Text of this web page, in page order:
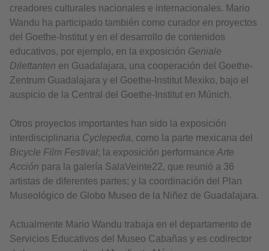
creadores culturales nacionales e internacionales. Mario
Wandu ha participado también como curador en proyectos
del Goethe-Institut y en el desarrollo de contenidos
educativos, por ejemplo, en la exposición Geniale
Dilettanten en Guadalajara, una cooperación del Goethe-
Zentrum Guadalajara y el Goethe-Institut Mexiko, bajo el
auspicio de la Central del Goethe-Institut en Múnich.
Otros proyectos importantes han sido la exposición
interdisciplinaria Cyclepedia, como la parte mexicana del
Bicycle Film Festival; la exposición performance Arte
Acción para la galería SalaVeinte22, que reunió a 36
artistas de diferentes partes; y la coordinación del Plan
Museológico de Globo Museo de la Niñez de Guadalajara.
Actualmente Mario Wandu trabaja en el departamento de
Servicios Educativos del Museo Cabañas y es codirector